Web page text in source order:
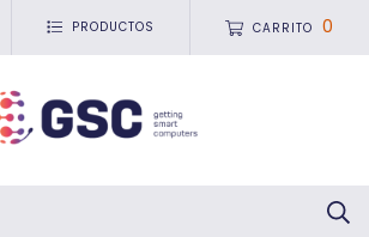
PRODUCTOS CARRITO 0